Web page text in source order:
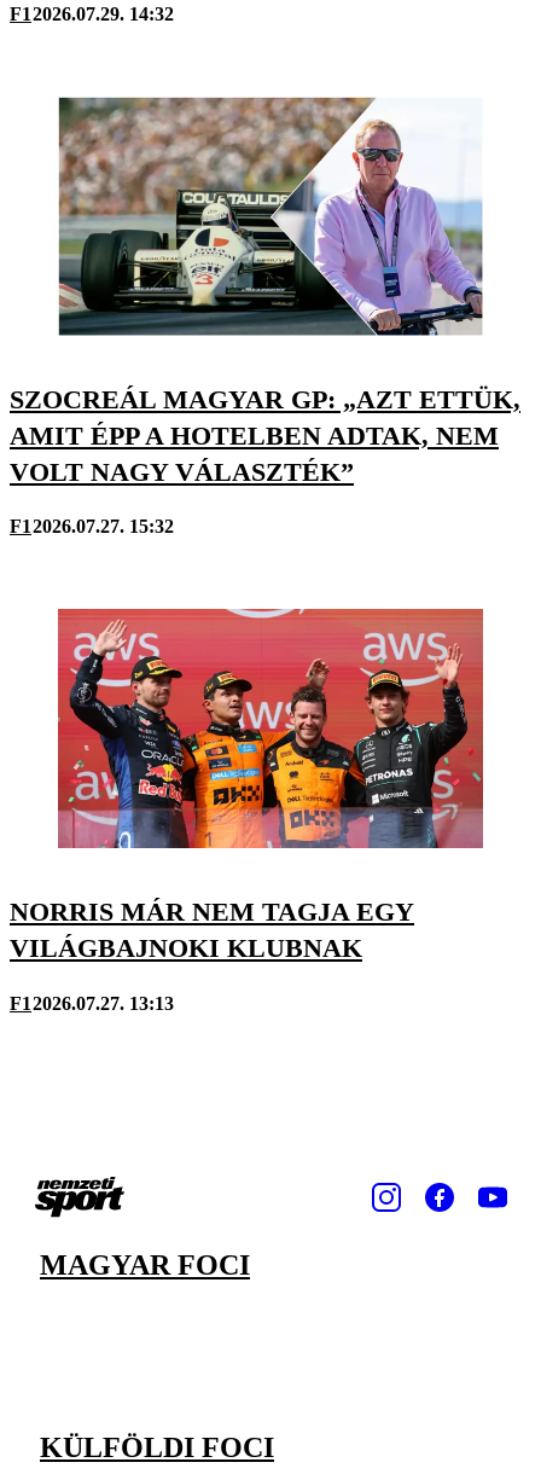
F12026.07.29. 14:32
SZOCREÁL MAGYAR GP: „AZT ETTÜK,
AMIT ÉPP A HOTELBEN ADTAK, NEM
VOLT NAGY VÁLASZTÉK”
F12026.07.27. 15:32
NORRIS MÁR NEM TAGJA EGY
VILÁGBAJNOKI KLUBNAK
F12026.07.27. 13:13
MAGYAR FOCI
KÜLFÖLDI FOCI